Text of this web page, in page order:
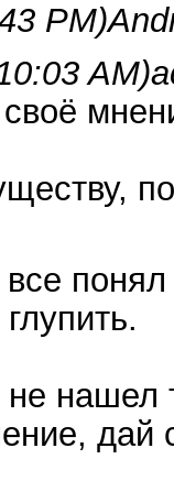
PM)
AM)
понял
не нашел
дай